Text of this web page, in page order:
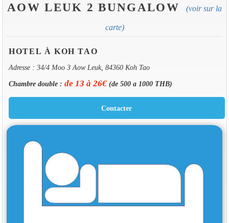
AOW LEUK 2 BUNGALOW (voir sur la
carte)
HOTEL À KOH TAO
Adresse : 34/4 Moo 3 Aow Leuk, 84360 Koh Tao
Chambre double : de 13 à 26€(de 500 a 1000 THB)